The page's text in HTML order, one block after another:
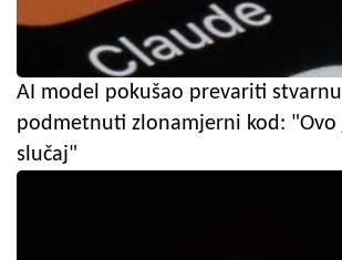
AI model pokušao prevariti
podmetnuti zlonamjerni kod: "Ovo
slučaj"